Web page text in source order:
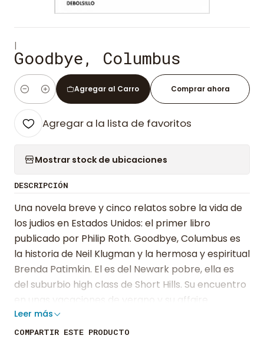
|
Goodbye, Columbus
Cantidad
Agregar al Carro Comprar ahora
Agregar a la lista de favoritos
Mostrar stock de ubicaciones
DESCRIPCIÓN
Una novela breve y cinco relatos sobre la vida de
los judios en Estados Unidos: el primer libro
publicado por Philip Roth. Goodbye, Columbus es
la historia de Neil Klugman y la hermosa y espiritual
Brenda Patimkin. El es del Newark pobre, ella es
del suburbio high class de Short Hills. Su encuentro
en unas vacaciones de verano y su affaire
posterior nos hablan de las clases sociales, la
sospecha y el amor. Acompañan a esta novela
Leer más
COMPARTIR ESTE PRODUCTO